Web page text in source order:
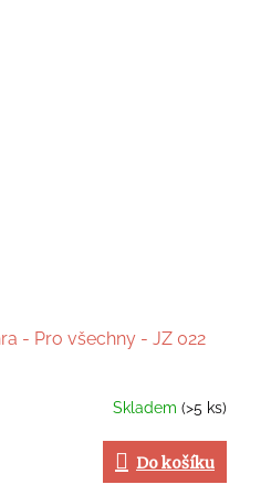
- Pro všechny - JZ 022
Skladem (>5 ks)
Do košíku